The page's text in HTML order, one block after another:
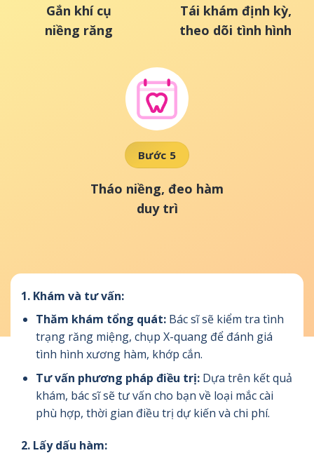
Gắn khí cụ
niềng răng
Tái khám định kỳ,
theo dõi tình hình
Bước 5
Tháo niềng, đeo hàm
duy trì
1. Khám và tư vấn:
Thăm khám tổng quát:Bác sĩ sẽ kiểm tra tình
trạng răng miệng, chụp X-quang để đánh giá
tình hình xương hàm, khớp cắn.
Tư vấn phương pháp điều trị:Dựa trên kết quả
khám, bác sĩ sẽ tư vấn cho bạn về loại mắc cài
phù hợp, thời gian điều trị dự kiến và chi phí.
2. Lấy dấu hàm: